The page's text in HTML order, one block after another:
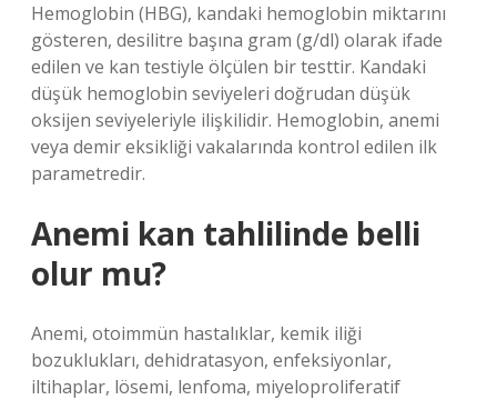
Hemoglobin (HBG), kandaki hemoglobin miktarını
gösteren, desilitre başına gram (g/dl) olarak ifade
edilen ve kan testiyle ölçülen bir testtir. Kandaki
düşük hemoglobin seviyeleri doğrudan düşük
oksijen seviyeleriyle ilişkilidir. Hemoglobin, anemi
veya demir eksikliği vakalarında kontrol edilen ilk
parametredir.
Anemi kan tahlilinde belli
olur mu?
Anemi, otoimmün hastalıklar, kemik iliği
bozuklukları, dehidratasyon, enfeksiyonlar,
iltihaplar, lösemi, lenfoma, miyeloproliferatif